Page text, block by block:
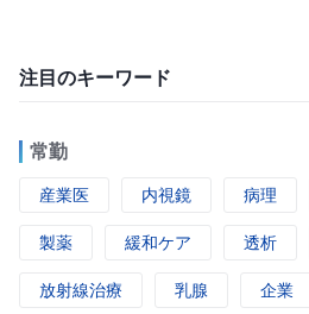
注目のキーワード
常勤
産業医 内視鏡 病理
製薬 緩和ケア 透析
放射線治療 乳腺 企業